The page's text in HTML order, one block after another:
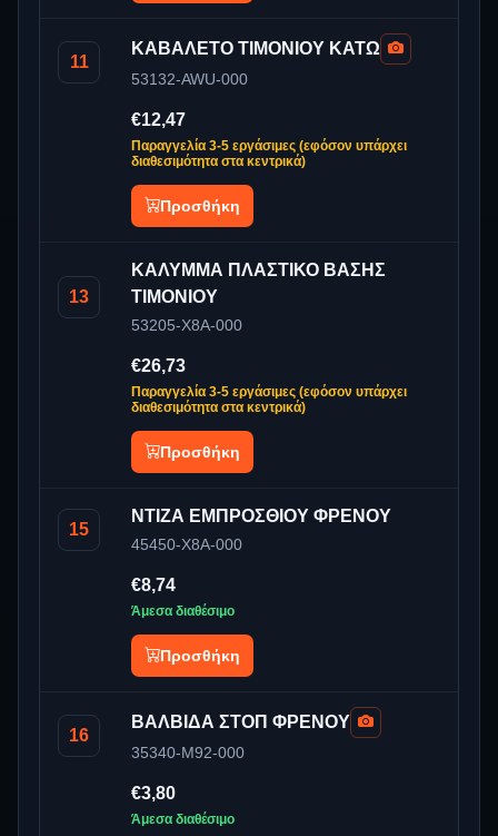
11
ΚΑΒΑΛΕΤΟ ΤΙΜΟΝΙΟΥ ΚΑΤΩ
53132-AWU-000
€12,47
Παραγγελία 3-5 εργάσιμες (εφόσον υπάρχει
διαθεσιμότητα στα κεντρικά)
Προσθήκη
13
ΚΑΛΥΜΜΑ ΠΛΑΣΤΙΚΟ ΒΑΣΗΣ
ΤΙΜΟΝΙΟΥ
53205-X8A-000
€26,73
Παραγγελία 3-5 εργάσιμες (εφόσον υπάρχει
διαθεσιμότητα στα κεντρικά)
Προσθήκη
15
ΝΤΙΖΑ ΕΜΠΡΟΣΘΙΟΥ ΦΡΕΝΟΥ
45450-X8A-000
€8,74
Άμεσα διαθέσιμο
Προσθήκη
16
ΒΑΛΒΙΔΑ ΣΤΟΠ ΦΡΕΝΟΥ
35340-M92-000
€3,80
Άμεσα διαθέσιμο